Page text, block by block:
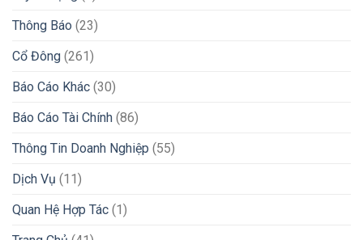
Thông Báo (23)
Cổ Đông (261)
Báo Cáo Khác (30)
Báo Cáo Tài Chính (86)
Thông Tin Doanh Nghiệp (55)
Dịch Vụ (11)
Quan Hệ Hợp Tác (1)